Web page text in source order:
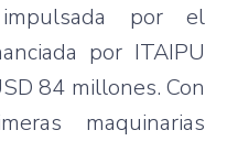
por el
por ITAIPU
84 millones. Con
maquinarias